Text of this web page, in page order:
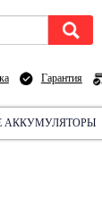
Гарантия
АККУМУЛЯТОРЫ